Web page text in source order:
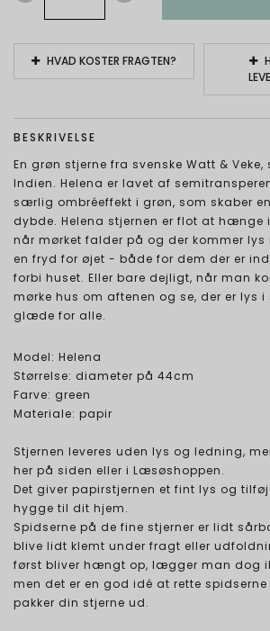
HVAD KOSTER FRAGTEN?
BESKRIVELSE
En grøn stjerne fra svenske Watt &
Indien. Helena er lavet af
særlig ombréeffekt i grøn, som skaber
dybde. Helena stjernen er flot at
når mørket falder på og der kommer
en fryd for øjet - både for dem der er
forbi huset. Eller bare dejligt, når man
mørke hus om aftenen og se, der er lys i
glæde for alle.
Model: Helena
Størrelse: diameter på 44cm
Farve: green
Materiale: papir
Stjernen leveres uden lys og ledning,
her på siden eller i Læsøshoppen.
Det giver papirstjernen et fint lys og
hygge til dit hjem.
Spidserne på de fine stjerner er lidt
blive lidt klemt under fragt eller
først bliver hængt op, lægger man dog
men det er en god idé at rette
pakker din stjerne ud.